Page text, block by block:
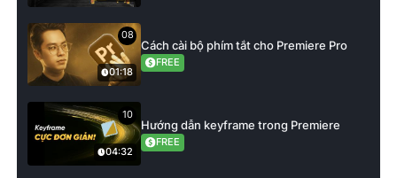
08
01:18
Cách cài bộ phím tắt cho Premiere Pro
FREE
10
04:32
Hướng dẫn keyframe trong Premiere
FREE